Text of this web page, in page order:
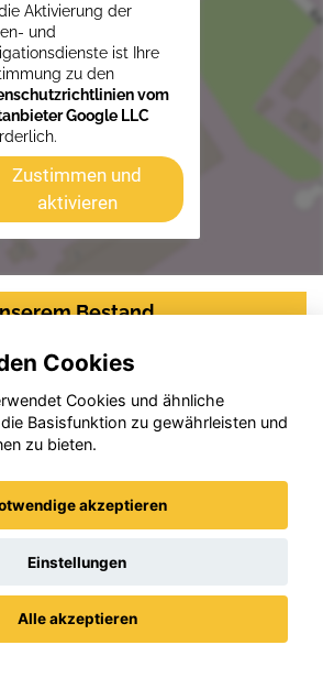
Aktivierung der
und
ist Ihre
zu den
vom
Google LLC
Zustimmen und
aktivieren
Bestand
Cookies
Cookies und ähnliche
Basisfunktion zu gewährleisten und
zu bieten.
akzeptieren
Einstellungen
Alle akzeptieren